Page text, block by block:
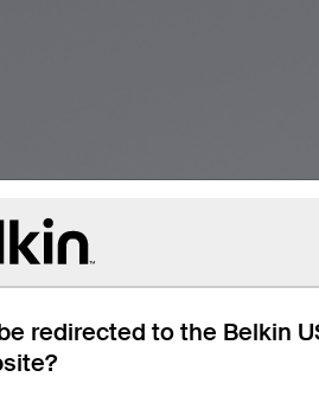
redirected to the Belkin